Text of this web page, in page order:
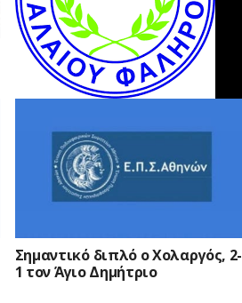
Φαλήρου, 2-0 τον Χολαργό
Σημαντικό διπλό ο Χολαργός, 2-
1 τον Άγιο Δημήτριο